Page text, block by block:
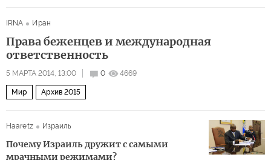
IRNA Иран
Права беженцев и международная
ответственность
5 МАРТА 2014, 13:00 0 4669
Мир Архив 2015
Haaretz Израиль
Почему Израиль дружит с самыми
мрачными режимами?